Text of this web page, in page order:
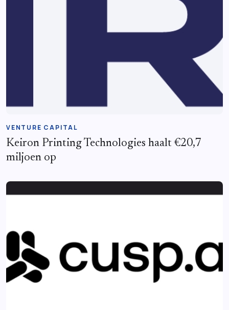
VENTURE CAPITAL
Keiron Printing Technologies haalt €20,7
miljoen op